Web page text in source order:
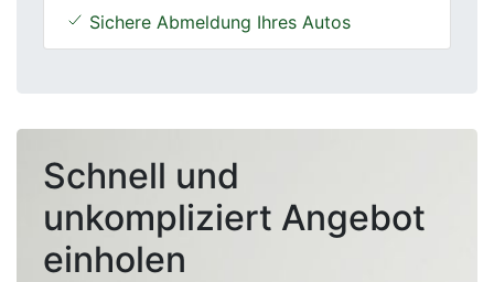
Sichere Abmeldung Ihres Autos
Schnell und
unkompliziert Angebot
einholen